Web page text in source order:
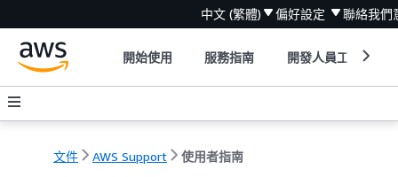
中文 (繁體) 偏好設定 聯絡我們
開始使用 服務指南 開發人員工具
文件 AWS Support 使用者指南